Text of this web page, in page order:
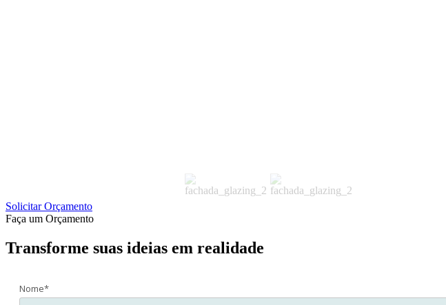
Solicitar Orçamento
Faça um Orçamento
Transforme suas ideias em realidade
Nome*